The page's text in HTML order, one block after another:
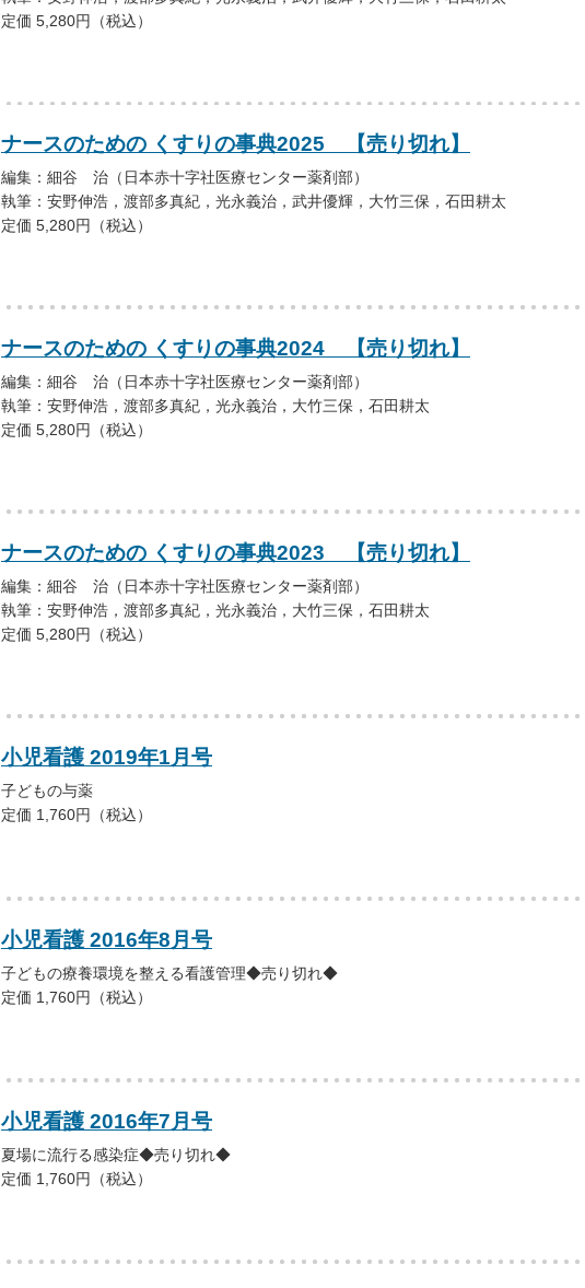
定価 5,280円（税込）
ナースのための くすりの事典2025 【売り切れ】
編集：細谷 治（日本赤十字社医療センター薬剤部）
執筆：安野伸浩，渡部多真紀，光永義治，武井優輝，大竹三保，石田耕太
定価 5,280円（税込）
ナースのための くすりの事典2024 【売り切れ】
編集：細谷 治（日本赤十字社医療センター薬剤部）
執筆：安野伸浩，渡部多真紀，光永義治，大竹三保，石田耕太
定価 5,280円（税込）
ナースのための くすりの事典2023 【売り切れ】
編集：細谷 治（日本赤十字社医療センター薬剤部）
執筆：安野伸浩，渡部多真紀，光永義治，大竹三保，石田耕太
定価 5,280円（税込）
小児看護 2019年1月号
子どもの与薬
定価 1,760円（税込）
小児看護 2016年8月号
子どもの療養環境を整える看護管理◆売り切れ◆
定価 1,760円（税込）
小児看護 2016年7月号
夏場に流行る感染症◆売り切れ◆
定価 1,760円（税込）